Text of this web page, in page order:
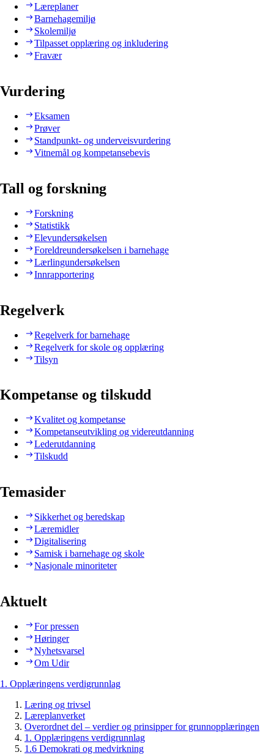
Læreplaner
Barnehagemiljø
Skolemiljø
Tilpasset opplæring og inkludering
Fravær
Vurdering
Eksamen
Prøver
Standpunkt- og underveisvurdering
Vitnemål og kompetansebevis
Tall og forskning
Forskning
Statistikk
Elevundersøkelsen
Foreldreundersøkelsen i barnehage
Lærlingundersøkelsen
Innrapportering
Regelverk
Regelverk for barnehage
Regelverk for skole og opplæring
Tilsyn
Kompetanse og tilskudd
Kvalitet og kompetanse
Kompetanseutvikling og videreutdanning
Lederutdanning
Tilskudd
Temasider
Sikkerhet og beredskap
Læremidler
Digitalisering
Samisk i barnehage og skole
Nasjonale minoriteter
Aktuelt
For pressen
Høringer
Nyhetsvarsel
Om Udir
1. Opplæringens verdigrunnlag
Læring og trivsel
Læreplanverket
Overordnet del – verdier og prinsipper for grunnopplæringen
1. Opplæringens verdigrunnlag
1.6 Demokrati og medvirkning